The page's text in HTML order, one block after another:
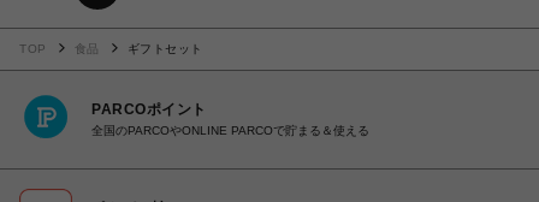
TOP 食品 ギフトセット
PARCOポイント
全国のPARCOやONLINE PARCOで貯まる＆使える